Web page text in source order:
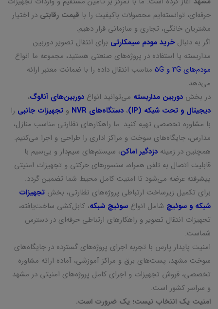
حرفه‌ای، توانسته‌ایم محصولات باکیفیت را با قیمت رقابتی در اختیار
مشتریان خانگی، تجاری و سازمانی قرار دهیم.
اگر به دنبالخرید مودم سیمکارتی برای انتقال تصویر دوربین
مداربسته یا استفاده در پروژه‌های صنعتی هستید، مجموعه ما انواع
مودم‌های 4G و 5G
مناسب انتقال داده را با ضمانت معتبر ارائه
می‌دهد.
در بخش دوربین مداربسته می‌توانید انواع دوربین‌های آنالوگ،
دیجیتال و تحت شبکه (IP)
، دستگاه‌های NVR و تجهیزات جانبی را
با مشاوره تخصصی تهیه کنید. ما راهکارهای نظارتی مناسب منازل،
مدارس، جایگاه‌های سوخت و مراکز اداری را طراحی و اجرا می‌کنیم.
همچنین در زمینه دزدگیر اماکن، سیستم‌های سیم‌دار و بی‌سیم با
قابلیت اتصال به تلفن همراه، سنسورهای حرکتی و تجهیزات امنیتی
پیشرفته عرضه می‌شود تا امنیت کامل محیط شما تضمین گردد.
برای تکمیل زیرساخت ارتباطی پروژه‌های نظارتی، بخش تجهیزات
شبکه و سوئیچ شامل انواع سوئیچ شبکه، کابل‌کشی ساخت‌یافته،
تجهیزات انتقال تصویر و راهکارهای ارتباطی حرفه‌ای در دسترس
شماست.
امنیت پایدار پارس با تجربه اجرای پروژه‌های گسترده در جایگاه‌های
سوخت مشهد، پست‌های برق و مراکز آموزشی، آماده ارائه مشاوره
تخصصی، فروش تجهیزات و اجرای کامل پروژه‌های امنیتی در مشهد
و سراسر کشور است.
امنیت یک انتخاب نیست؛ یک ضرورت است.